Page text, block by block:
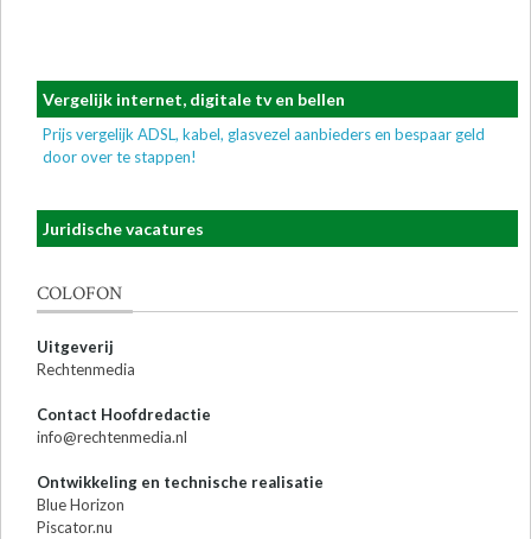
Vergelijk internet, digitale tv en bellen
Prijs vergelijk ADSL, kabel, glasvezel aanbieders en bespaar geld
door over te stappen!
Juridische vacatures
COLOFON
Uitgeverij
Rechtenmedia
Contact Hoofdredactie
info@rechtenmedia.nl
Ontwikkeling en technische realisatie
Blue Horizon
Piscator.nu